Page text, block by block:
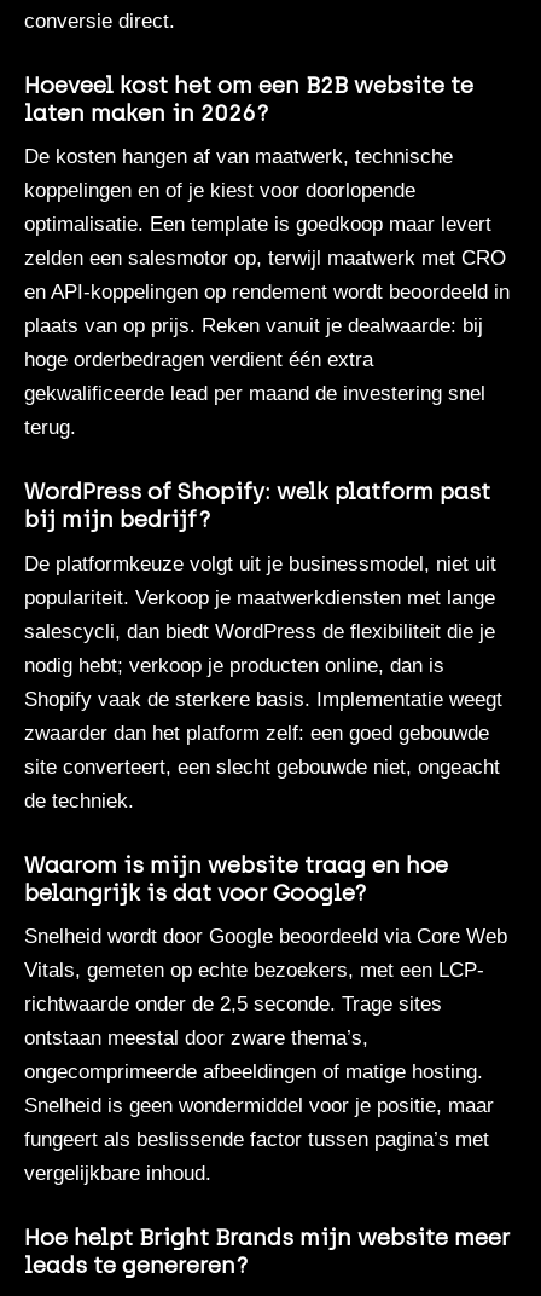
conversie direct.
Hoeveel kost het om een B2B website te
laten maken in 2026?
De kosten hangen af van maatwerk, technische
koppelingen en of je kiest voor doorlopende
optimalisatie. Een template is goedkoop maar levert
zelden een salesmotor op, terwijl maatwerk met CRO
en API-koppelingen op rendement wordt beoordeeld in
plaats van op prijs. Reken vanuit je dealwaarde: bij
hoge orderbedragen verdient één extra
gekwalificeerde lead per maand de investering snel
terug.
WordPress of Shopify: welk platform past
bij mijn bedrijf?
De platformkeuze volgt uit je businessmodel, niet uit
populariteit. Verkoop je maatwerkdiensten met lange
salescycli, dan biedt WordPress de flexibiliteit die je
nodig hebt; verkoop je producten online, dan is
Shopify vaak de sterkere basis. Implementatie weegt
zwaarder dan het platform zelf: een goed gebouwde
site converteert, een slecht gebouwde niet, ongeacht
de techniek.
Waarom is mijn website traag en hoe
belangrijk is dat voor Google?
Snelheid wordt door Google beoordeeld via Core Web
Vitals, gemeten op echte bezoekers, met een LCP-
richtwaarde onder de 2,5 seconde. Trage sites
ontstaan meestal door zware thema’s,
ongecomprimeerde afbeeldingen of matige hosting.
Snelheid is geen wondermiddel voor je positie, maar
fungeert als beslissende factor tussen pagina’s met
vergelijkbare inhoud.
Hoe helpt Bright Brands mijn website meer
leads te genereren?